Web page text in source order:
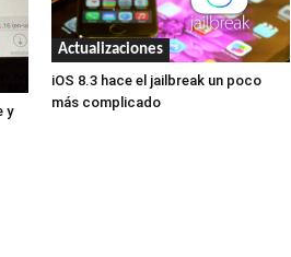
y
Actualizaciones
iOS 8.3 hace el jailbreak un poco
más complicado